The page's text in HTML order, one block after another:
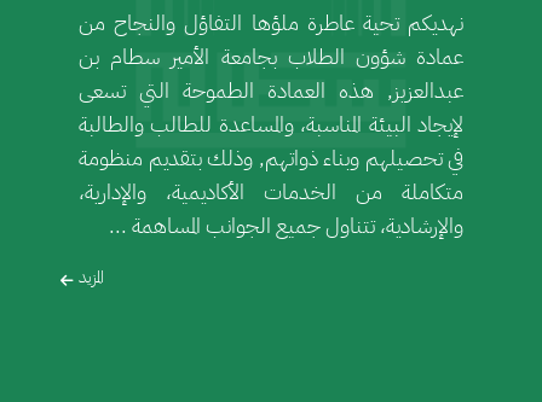
نهديكم تحية عاطرة ملؤها التفاؤل والنجاح من
عمادة شؤون الطلاب بجامعة الأمير سطام بن
عبدالعزيز, هذه العمادة الطموحة التي تسعى
لإيجاد البيئة المناسبة، والمساعدة للطالب والطالبة
في تحصيلهم وبناء ذواتهم, وذلك بتقديم منظومة
متكاملة من الخدمات الأكاديمية، والإدارية،
والإرشادية، تتناول جميع الجوانب المساهمة ...
المزيد